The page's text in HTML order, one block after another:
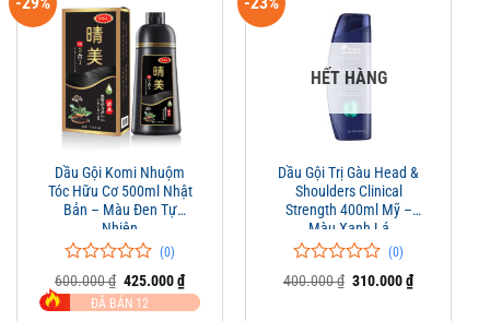
Dầu Gội Komi Nhuộm
Tóc Hữu Cơ 500ml Nhật
Bản – Màu Đen Tự
Nhiên
0
trên
5
0
(0)
600.000₫ Giá
gốc
là:
425.000₫Giá
hiện
tại
ĐÃ BÁN 12
HẾT HÀNG
Dầu Gội Trị Gàu Head &
Shoulders Clinical
Strength 400ml Mỹ –
Màu Xanh Lá
0
0
(0)
400.000₫ Giá
310.000₫Giá
hiện